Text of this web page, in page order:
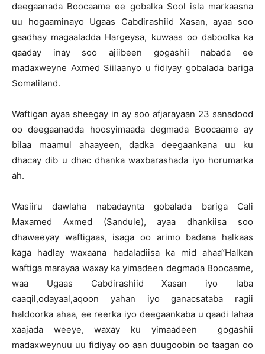
deegaanada Boocaame ee gobalka Sool isla markaasna
uu hogaaminayo Ugaas Cabdirashiid Xasan, ayaa soo
gaadhay magaaladda Hargeysa, kuwaas oo daboolka ka
qaaday inay soo ajiibeen gogashii nabada ee
madaxweyne Axmed Siilaanyo u fidiyay gobalada bariga
Somaliland.
Waftigan ayaa sheegay in ay soo afjarayaan 23 sanadood
oo deegaanadda hoosyimaada degmada Boocaame ay
bilaa maamul ahaayeen, dadka deegaankana uu ku
dhacay dib u dhac dhanka waxbarashada iyo horumarka
ah.
Wasiiru dawlaha nabadaynta gobalada bariga Cali
Maxamed Axmed (Sandule), ayaa dhankiisa soo
dhaweeyay waftigaas, isaga oo arimo badana halkaas
kaga hadlay waxaana hadaladiisa ka mid ahaa“Halkan
waftiga marayaa waxay ka yimadeen degmada Boocaame,
waa Ugaas Cabdirashiid Xasan iyo laba
caaqil,odayaal,aqoon yahan iyo ganacsataba ragii
haldoorka ahaa, ee reerka iyo deegaankaba u qaadi lahaa
xaajada weeye, waxay ku yimaadeen gogashii
madaxweynuu uu fidiyay oo aan duugoobin oo taagan oo